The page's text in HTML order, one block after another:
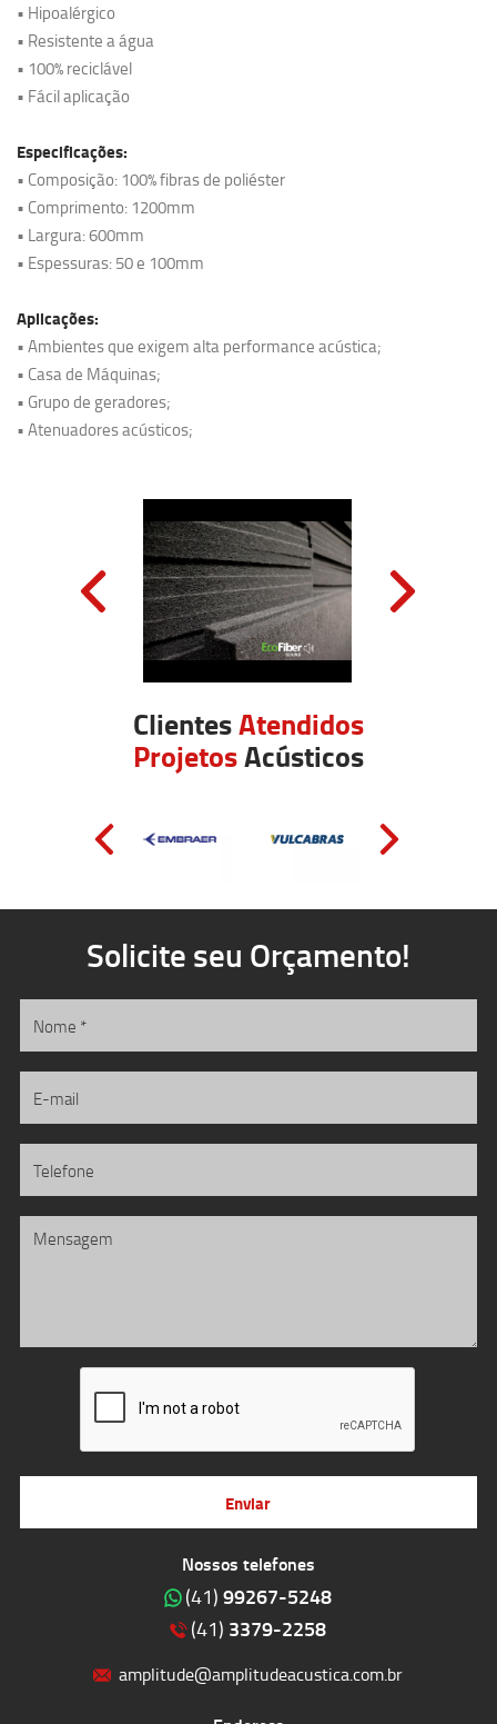
• Hipoalérgico
• Resistente a água
• 100% reciclável
• Fácil aplicação
Especificações:
• Composição: 100% fibras de poliéster
• Comprimento: 1200mm
• Largura: 600mm
• Espessuras: 50 e 100mm
Aplicações:
• Ambientes que exigem alta performance acústica;
• Casa de Máquinas;
• Grupo de geradores;
• Atenuadores acústicos;
ClientesAtendidos
ProjetosAcústicos
Nossos telefones
(41) 99267-5248
(41) 3379-2258
amplitude@amplitudeacustica.com.br
Solicite seu Orçamento!
Enviar